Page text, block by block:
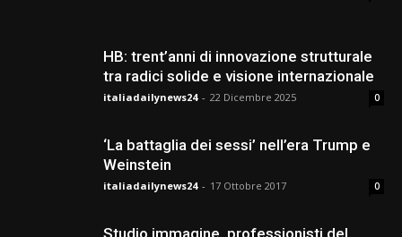
HB: trent’anni di innovazione strutturale
tra radici solide e visione internazionale
italiadailynews24 - 22 Dicembre 2025 0
‘La battaglia dei sessi’ nell’era Trump e
Weinstein
italiadailynews24 - 17 Ottobre 2017 0